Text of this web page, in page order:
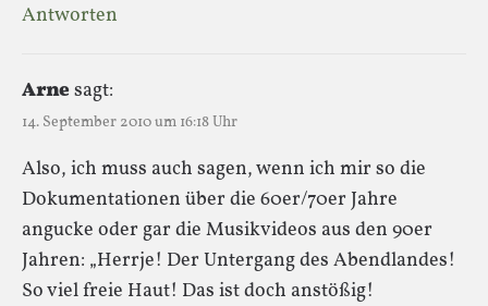
Antworten
Arnesagt:
14. September 2010 um 16:18 Uhr
Also, ich muss auch sagen, wenn ich mir so die
Dokumentationen über die 60er/70er Jahre
angucke oder gar die Musikvideos aus den 90er
Jahren: „Herrje! Der Untergang des Abendlandes!
So viel freie Haut! Das ist doch anstößig!